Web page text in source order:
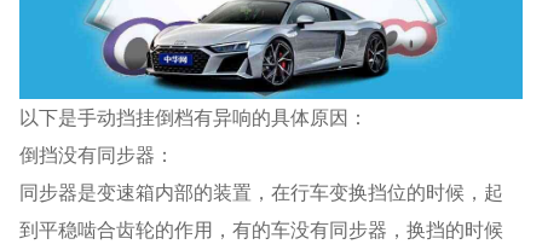
以下是手动挡挂倒档有异响的具体原因：
倒挡没有同步器：
同步器是变速箱内部的装置，在行车变换挡位的时候，起
到平稳啮合齿轮的作用，有的车没有同步器，换挡的时候